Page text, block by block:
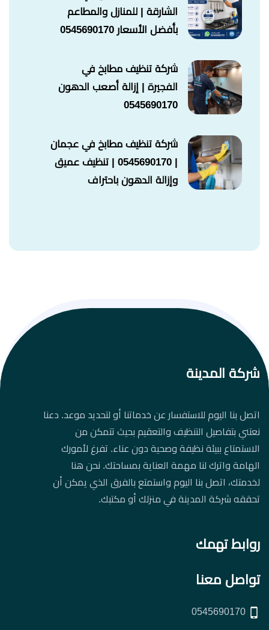
الشارقة | للمنازل والمطاعم
بأفضل الأسعار 0545690170
شركة تنظيف مطابخ في
الفجيرة | إزالة أصعب الدهون
0545690170
شركة تنظيف مطابخ في عجمان
| 0545690170 | تنظيف عميق
وإزالة الدهون باحتراف
شركة المدينة
اتصل بنا اليوم للاستفسار عن خدماتنا أو لتحديد موعد. دعنا
نعتني بتفاصيل التنظيف والتعقيم بحيث تتمكن من
الاستمتاع ببيئة نظيفة وصحية دون عناء. تفرغ لأمورك
الهامة واترك لنا مهمة العناية بمساحتك. نحن هنا
لخدمتك، اتصل بنا اليوم واستمتع بالفرق الذي يمكن أن
تحققه شركة المدينة في منزلك أو مكتبك.
روابط تهمك
تواصل معنا